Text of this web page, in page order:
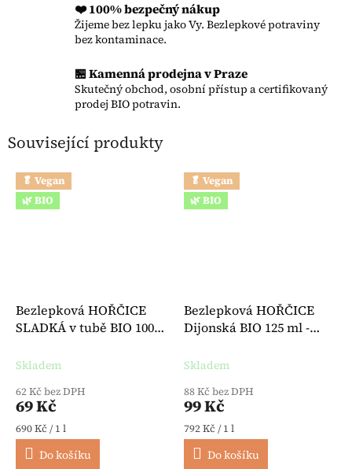
❤️ 100% bezpečný nákup
Žijeme bez lepku jako Vy. Bezlepkové potraviny
bez kontaminace.
🏪 Kamenná prodejna v Praze
Skutečný obchod, osobní přístup a certifikovaný
prodej BIO potravin.
Související produkty
🥬 Vegan
🌿 BIO
Bezlepková HOŘČICE
SLADKÁ v tubě BIO 100
Skladem
62 Kč bez DPH
69 Kč
Měrná cena:
690 Kč / 1 l
Do košíku
🥬 Vegan
🌿 BIO
Bezlepková HOŘČICE
Dijonská BIO 125 ml -
Skladem
88 Kč bez DPH
99 Kč
Měrná cena:
792 Kč / 1 l
Do košíku